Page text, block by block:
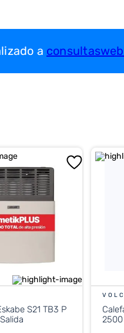
a
S21 TB3 P
2500